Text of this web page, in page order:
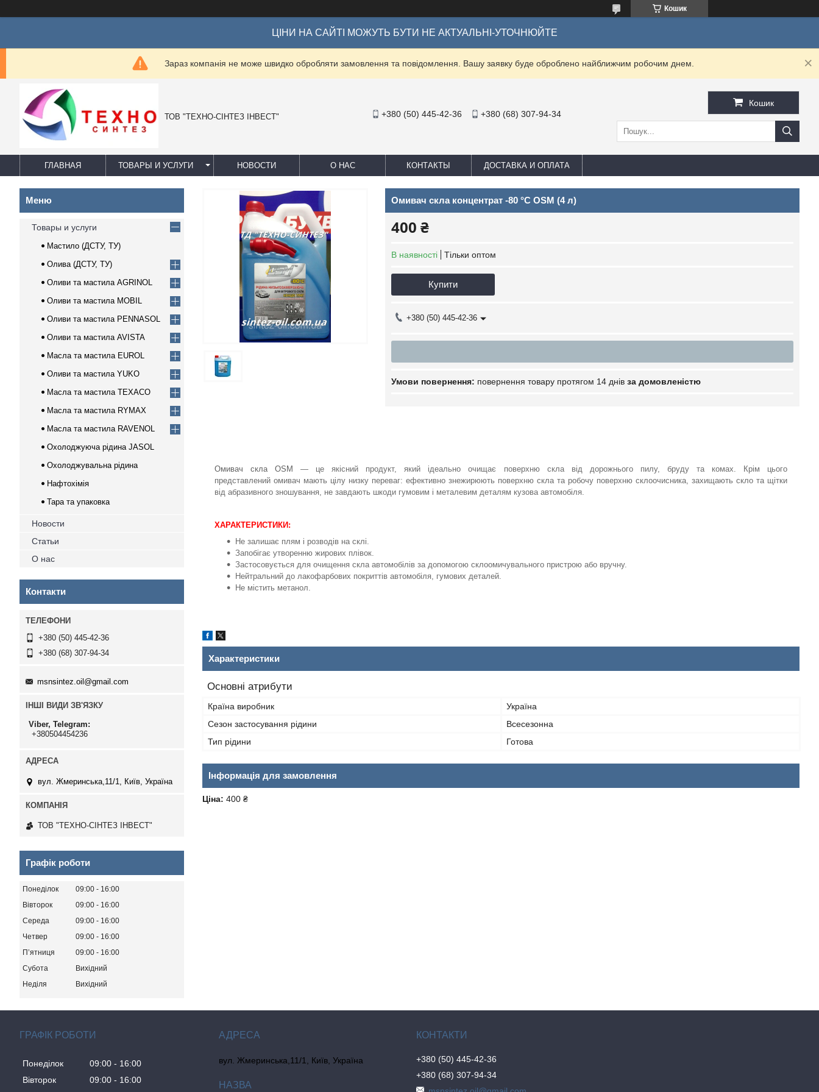
Кошик
ЦІНИ НА САЙТІ МОЖУТЬ БУТИ НЕ АКТУАЛЬНІ-УТОЧНЮЙТЕ
Зараз компанія не може швидко обробляти замовлення та повідомлення. Вашу заявку буде оброблено найближчим робочим днем.
ТОВ "ТЕХНО-СІНТЕЗ ІНВЕСТ" +380 (50) 445-42-36 +380 (68) 307-94-34
Кошик
ГЛАВНАЯ ТОВАРЫ И УСЛУГИ НОВОСТИ О НАС КОНТАКТЫ ДОСТАВКА И ОПЛАТА
Омивач скла концентрат -80 °C OSM (4 л)
400 ₴
В наявності Тільки оптом
Купити
+380 (50) 445-42-36
повернення товару протягом 14 днів за домовленістю
Омивач скла OSM
— це якісний продукт, який ідеально очищає поверхню скла від дорожнього пилу, бруду та комах. Крім цього
представлений омивач мають цілу низку переваг: ефективно знежирюють поверхню скла та робочу поверхню склоочисника, захищають скло та щітки
від абразивного зношування, не завдають шкоди гумовим і металевим деталям кузова автомобіля.
ХАРАКТЕРИСТИКИ:
Не залишає плям і розводів на склі.
Запобігає утворенню жирових плівок.
Застосовується для очищення скла автомобілів за допомогою склоомичувального пристрою або вручну.
Нейтральний до лакофарбових покриттів автомобіля, гумових деталей.
Не містить метанол.
Характеристики
Основні атрибути
Країна виробник
Україна
Сезон застосування рідини
Всесезонна
Тип рідини
Готова
Інформація для замовлення
Ціна: 400 ₴
Товары и услуги
Мастило (ДСТУ, ТУ)
Олива (ДСТУ, ТУ)
Оливи та мастила AGRINOL
Оливи та мастила MOBIL
Оливи та мастила PENNASOL
Оливи та мастила AVISTA
Масла та мастила EUROL
Оливи та мастила YUKO
Масла та мастила TEXACO
Масла та мастила RYMAX
Масла та мастила RAVENOL
Охолоджуюча рідина JASOL
Охолоджувальна рідина
Нафтохімія
Тара та упаковка
Новости
Статьи
О нас
Контакти
+380 (50) 445-42-36
+380 (68) 307-94-34
msnsintez.oil@gmail.com
ІНШІ ВИДИ ЗВ'ЯЗКУ
Viber, Telegram
+380504454236
вул. Жмеринська,11/1, Київ, Україна
ТОВ "ТЕХНО-СІНТЕЗ ІНВЕСТ"
Графік роботи
Понеділок 09:00
16:00
Вівторок
09:00
16:00
Середа
09:00
16:00
Четвер
09:00
16:00
Пʼятниця
09:00
16:00
Субота
Вихідний
Неділя
Вихідний
ГРАФІК РОБОТИ
Понеділок 09:00
16:00
Вівторок
09:00
16:00
вул. Жмеринська,11/1, Київ, Україна
+380 (50) 445-42-36
+380 (68) 307-94-34